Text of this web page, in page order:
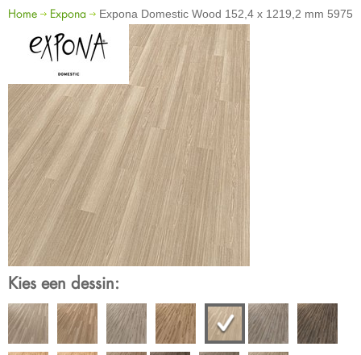
Home Expona Expona Domestic Wood 152,4 x 1219,2 mm 5975
Kies een dessin: